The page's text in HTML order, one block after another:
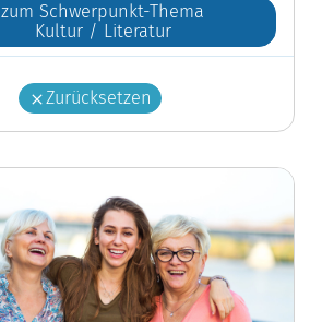
zum Schwerpunkt-Thema
Kultur / Literatur
Zurücksetzen